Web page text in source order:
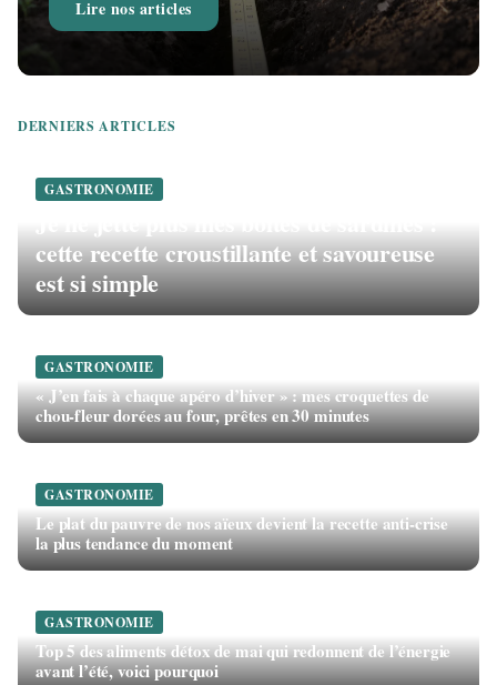
Lire nos articles
DERNIERS ARTICLES
GASTRONOMIE
cette recette croustillante et savoureuse
est si simple
GASTRONOMIE
« J’en fais à chaque apéro d’hiver » : mes croquettes de
chou-fleur dorées au four, prêtes en 30 minutes
GASTRONOMIE
Le plat du pauvre de nos aïeux devient la recette anti-crise
la plus tendance du moment
GASTRONOMIE
Top 5 des aliments détox de mai qui redonnent de l’énergie
avant l’été, voici pourquoi